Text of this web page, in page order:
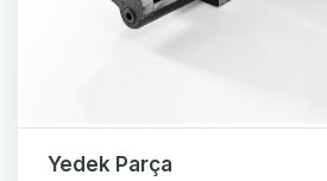
Yedek Parça